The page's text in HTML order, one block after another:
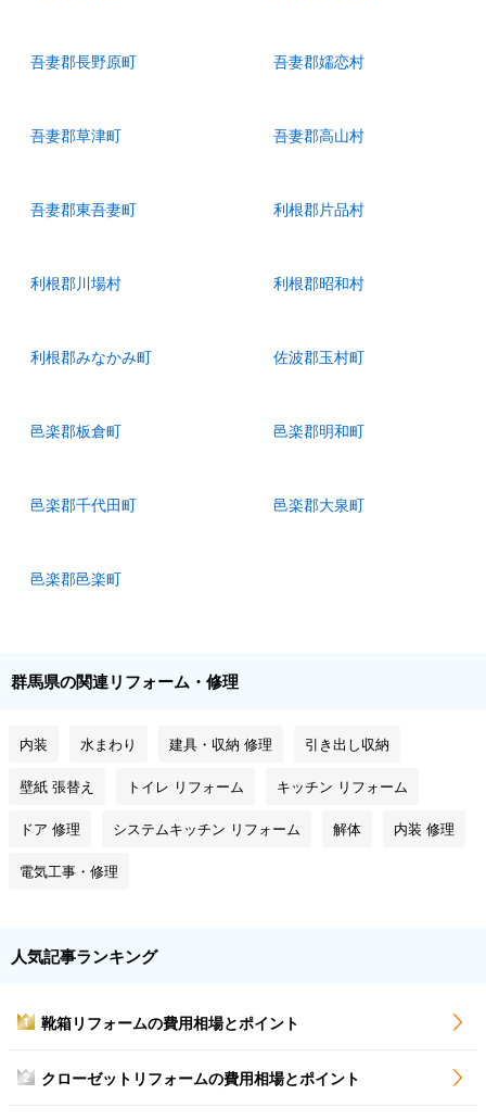
吾妻郡長野原町 吾妻郡嬬恋村
吾妻郡草津町 吾妻郡高山村
吾妻郡東吾妻町 利根郡片品村
利根郡川場村 利根郡昭和村
利根郡みなかみ町 佐波郡玉村町
邑楽郡板倉町 邑楽郡明和町
邑楽郡千代田町 邑楽郡大泉町
邑楽郡邑楽町
群馬県の関連リフォーム・修理
内装 水まわり 建具・収納 修理 引き出し収納
壁紙 張替え トイレ リフォーム キッチン リフォーム
ドア 修理 システムキッチン リフォーム 解体 内装 修理
電気工事・修理
人気記事ランキング
1 靴箱リフォームの費用相場とポイント
2 クローゼットリフォームの費用相場とポイント